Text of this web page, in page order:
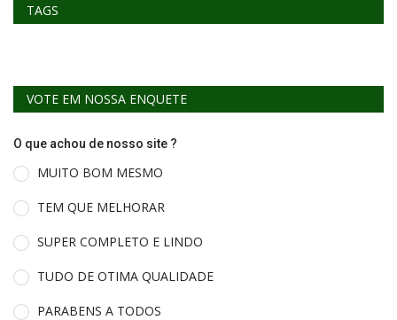
TAGS
VOTE EM NOSSA ENQUETE
O que achou de nosso site ?
MUITO BOM MESMO
TEM QUE MELHORAR
SUPER COMPLETO E LINDO
TUDO DE OTIMA QUALIDADE
PARABENS A TODOS